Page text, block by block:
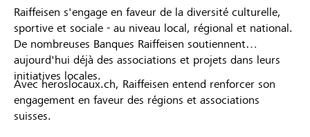
Raiffeisen s'engage en faveur de la diversité culturelle,
sportive et sociale - au niveau local, régional et national.
De nombreuses Banques Raiffeisen soutiennent
aujourd'hui déjà des associations et projets dans leurs
initiatives locales.
Avec heroslocaux.ch, Raiffeisen entend renforcer son
engagement en faveur des régions et associations
suisses.